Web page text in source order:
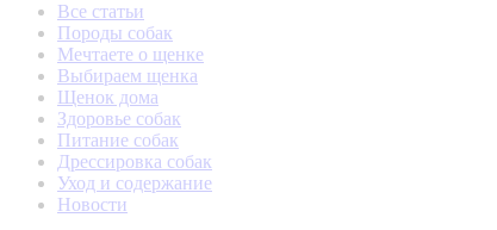
Все статьи
Породы собак
Мечтаете о щенке
Выбираем щенка
Щенок дома
Здоровье собак
Питание собак
Дрессировка собак
Уход и содержание
Новости